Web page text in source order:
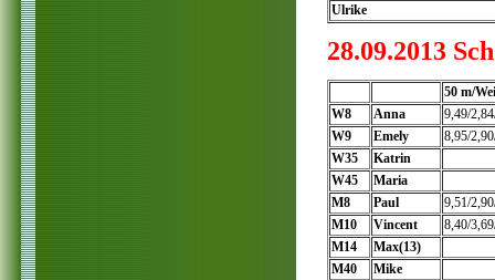
Ulrike
28.09.2013
50 m/
W8
Anna
9,49/
W9
Emely
8,95/
W35
Katrin
W45
Maria
M8
Paul
9,51/
M10
Vincent
8,40/
M14
Max(13)
M40
Mike